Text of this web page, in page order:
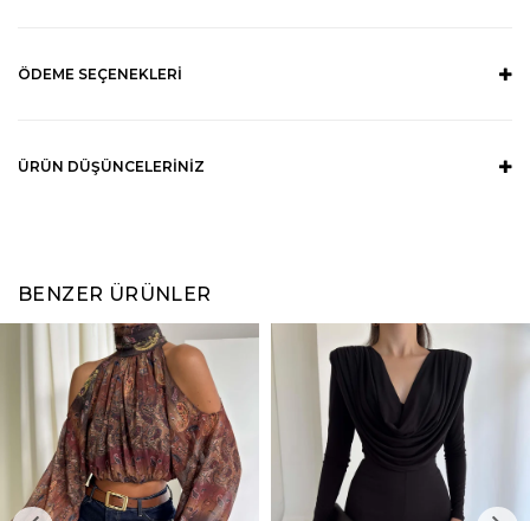
ÖDEME SEÇENEKLERI
ÜRÜN DÜŞÜNCELERINIZ
BENZER ÜRÜNLER